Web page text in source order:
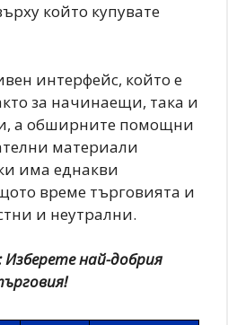
който купувате
интерфейс, който е
за начинаещи, така и
а обширните помощни
материали
има еднакви
време търговията и
и неутрални.
най-добрия